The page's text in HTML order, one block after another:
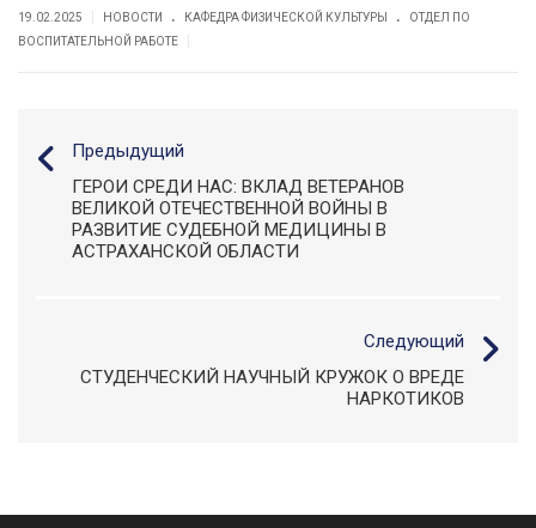
19.02.2025 НОВОСТИ . КАФЕДРА ФИЗИЧЕСКОЙ КУЛЬТУРЫ .
ОТДЕЛ ПО
ВОСПИТАТЕЛЬНОЙ РАБОТЕ
Предыдущий
ГЕРОИ СРЕДИ НАС: ВКЛАД ВЕТЕРАНОВ
ВЕЛИКОЙ ОТЕЧЕСТВЕННОЙ ВОЙНЫ В
РАЗВИТИЕ СУДЕБНОЙ МЕДИЦИНЫ В
АСТРАХАНСКОЙ ОБЛАСТИ
Следующий
СТУДЕНЧЕСКИЙ НАУЧНЫЙ КРУЖОК О ВРЕДЕ
НАРКОТИКОВ